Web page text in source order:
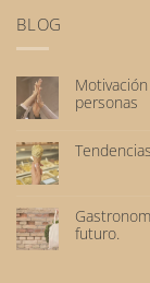
BLOG
personas
hay
laboral,
empieza
con
en
Tendencias
futuro.